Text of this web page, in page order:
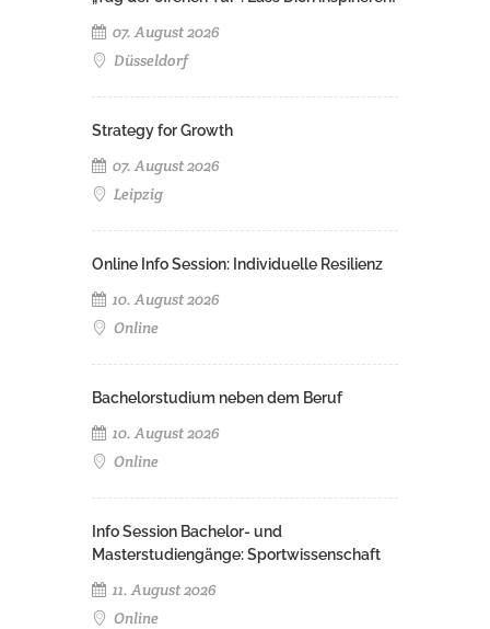
07. August 2026
Düsseldorf
Strategy for Growth
07. August 2026
Leipzig
Online Info Session: Individuelle Resilienz
10. August 2026
Online
Bachelorstudium neben dem Beruf
10. August 2026
Online
Info Session Bachelor- und
Masterstudiengänge: Sportwissenschaft
11. August 2026
Online